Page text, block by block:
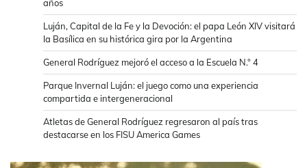
años
Luján, Capital de la Fe y la Devoción: el papa León XIV visitará
la Basílica en su histórica gira por la Argentina
General Rodríguez mejoró el acceso a la Escuela N.° 4
Parque Invernal Luján: el juego como una experiencia
compartida e intergeneracional
Atletas de General Rodríguez regresaron al país tras
destacarse en los FISU America Games